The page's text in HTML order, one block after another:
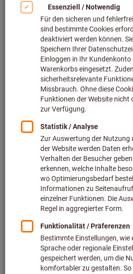
Über das Verfahren greifen Sie
System oder Ihrer E-Procurement
Hoffmann Group eShop inklusive
Produktdaten und individuellen
Bestellung befüllen Sie wie gewohnt
übertragen diesen per OCI oder
bzw. Ihre EProcurement Plattform.